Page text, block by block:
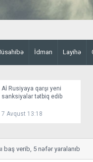
İdman Layihə
Aİ Rusiyaya qarşı yeni
sanksiyalar tətbiq edib
7 Avqust 13:18
verib, 5 nəfər yaralanıb